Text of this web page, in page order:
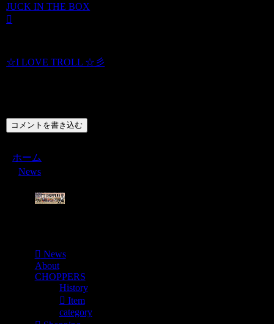
JUCK IN THE BOX
☆I LOVE TROLL ☆彡
コメントを書き込む
ホーム
News
News
About
CHOPPERS
History
Item
category